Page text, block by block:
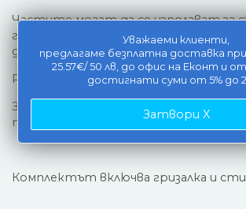
Уважаеми клиенти,
предлагаме безплатна доставка при
25.57€/ 50 лв, до офис на Еконт и
достигнати суми от 5% до
Затвори X
Частите могат да се използват за
геометрични фигури, животни,
други.
Размери на единичния елемен - 3 * 3 * 5
За още по-голямо забавление има 4
примерни фигурки.
Комплектът включва гризалка и